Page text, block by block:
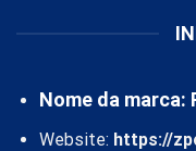
Nome da marca:
Website: https://